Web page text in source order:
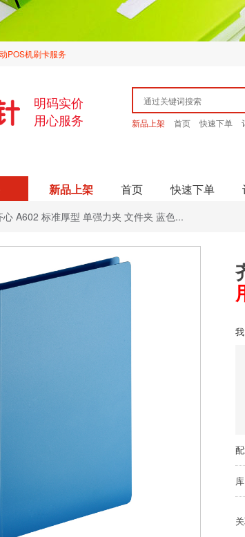
POS机刷卡服务
明码实价
用心服务
新品上架 首页 快速下单
新品上架 首页 快速下单
心 A602 标准厚型 单强力夹 文件夹 蓝色...